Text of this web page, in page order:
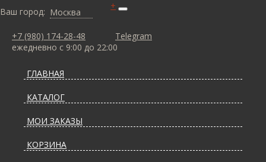
Ваш город: Москва
+7 (980) 174-28-48
Telegram
ежедневно с 9:00 до 22:00
+
ГЛАВНАЯ
КАТАЛОГ
МОИ ЗАКАЗЫ
КОРЗИНА